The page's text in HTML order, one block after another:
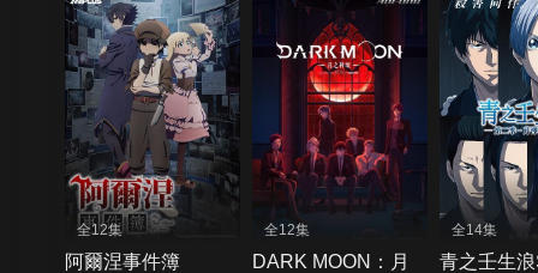
全12集
阿爾涅事件簿
全12集
DARK MOON：月
全14集
青之壬生